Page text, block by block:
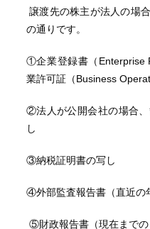
譲渡先の株主が法人の場
の通りです。
①企業登録書（Enterprise
業許可証（Business
②法人が公開会社の場合
し
③納税証明書の写し
④外部監査報告書（直近の
⑤財政報告書（現在までの